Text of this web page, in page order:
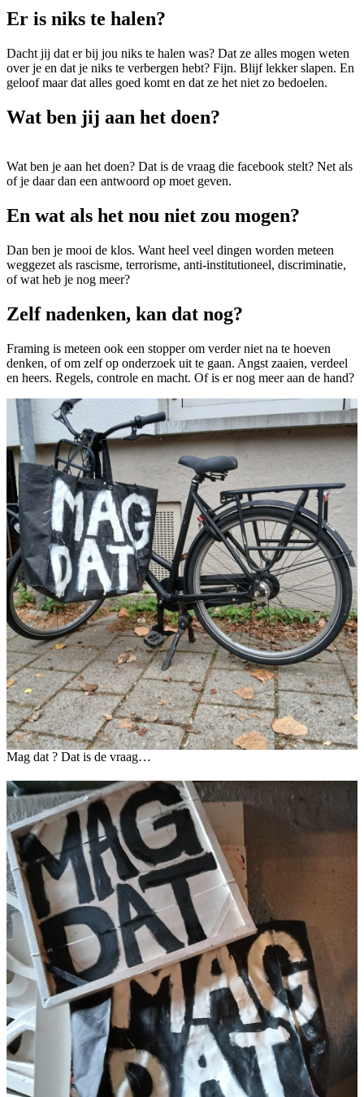
Er is niks te halen?
Dacht jij dat er bij jou niks te halen was? Dat ze alles mogen weten
over je en dat je niks te verbergen hebt? Fijn. Blijf lekker slapen. En
geloof maar dat alles goed komt en dat ze het niet zo bedoelen.
Wat ben jij aan het doen?
Wat ben je aan het doen? Dat is de vraag die facebook stelt? Net als
of je daar dan een antwoord op moet geven.
En wat als het nou niet zou mogen?
Dan ben je mooi de klos. Want heel veel dingen worden meteen
weggezet als rascisme, terrorisme, anti-institutioneel, discriminatie,
of wat heb je nog meer?
Zelf nadenken, kan dat nog?
Framing is meteen ook een stopper om verder niet na te hoeven
denken, of om zelf op onderzoek uit te gaan. Angst zaaien, verdeel
en heers. Regels, controle en macht. Of is er nog meer aan de hand?
Mag dat ? Dat is de vraag…